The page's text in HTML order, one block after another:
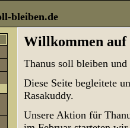
bleiben.de
Willkommen auf
Thanus soll bleiben
Diese Seite begleitete
Rasakuddy.
Unsere Aktion für